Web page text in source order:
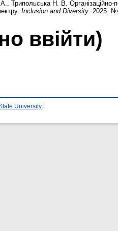
Трипольська Н. В.
Inclusion and Diversity . 2025.
ввійти)
University